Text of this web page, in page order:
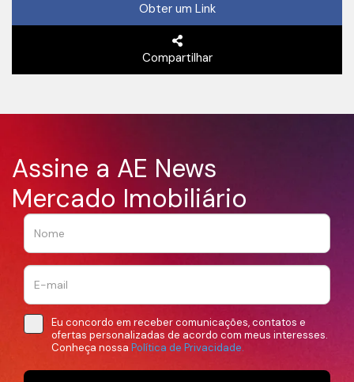
Obter um Link
Compartilhar
Assine a AE News
Mercado Imobiliário
Eu concordo em receber comunicações, contatos e
ofertas personalizadas de acordo com meus interesses.
Conheça nossa Política de Privacidade.